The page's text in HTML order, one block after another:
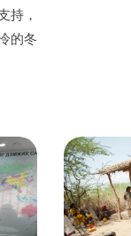
品 無窮
持，
的冬